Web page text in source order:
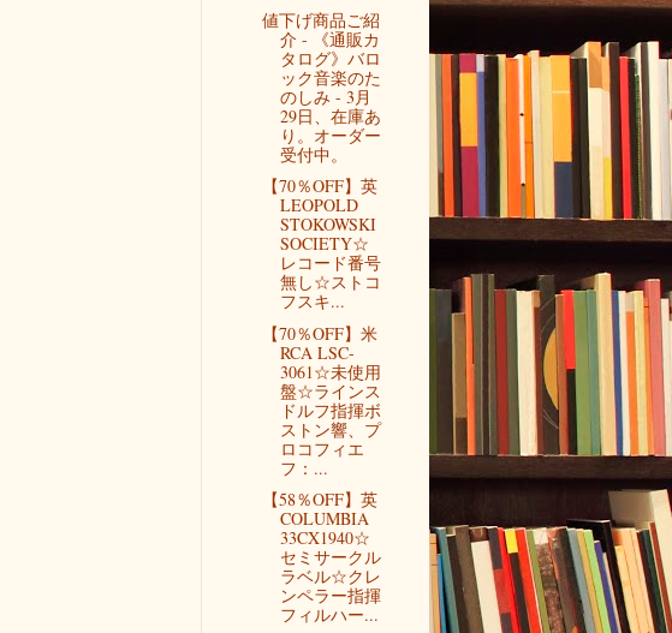
値下げ商品ご紹
介 - 《通販カ
タログ》バロ
ック音楽のた
のしみ - 3月
29日、在庫あ
り。オーダー
受付中。
【70％OFF】英
LEOPOLD
STOKOWSKI
SOCIETY☆
レコード番号
無し☆ストコ
フスキ...
【70％OFF】米
RCA LSC-
3061☆未使用
盤☆ラインス
ドルフ指揮ボ
ストン響、プ
ロコフィエ
フ：...
【58％OFF】英
COLUMBIA
33CX1940☆
セミサークル
ラベル☆クレ
ンペラー指揮
フィルハー...